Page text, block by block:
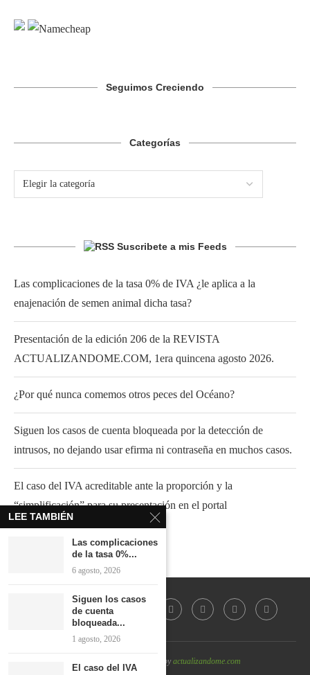
Seguimos Creciendo
Categorías
Suscribete a mis Feeds
Las complicaciones de la tasa 0% de IVA ¿le aplica a la
enajenación de semen animal dicha tasa?
Presentación de la edición 206 de la REVISTA
ACTUALIZANDOME.COM, 1era quincena agosto 2026.
¿Por qué nunca comemos otros peces del Océano?
Siguen los casos de cuenta bloqueada por la detección de
intrusos, no dejando usar efirma ni contraseña en muchos casos.
El caso del IVA acreditable ante la proporción y la
“simplificación” para su presentación en el portal
@2022 - All Right Reserved byactualizandome.com
LEE TAMBIÉN
Las complicaciones
de la tasa 0%...
6 agosto, 2026
Siguen los casos
de cuenta
bloqueada...
1 agosto, 2026
El caso del IVA